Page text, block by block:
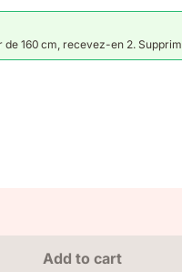
160 cm, recevez-en 2.
Add to cart